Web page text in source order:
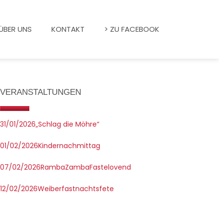
UNS KONTAKT > ZU FACEBOOK
VERANSTALTUNGEN
31/01/2026„Schlag die Möhre“
01/02/2026Kindernachmittag
07/02/2026RambaZambaFastelovend
12/02/2026Weiberfastnachtsfete